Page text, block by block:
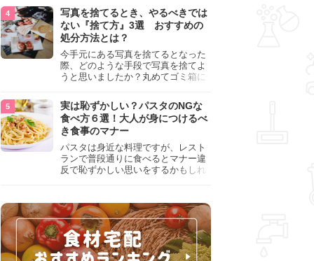
らためて寿司屋でやってはいけない
『NG行為』をチェックしましょう。
写真を捨てるとき、やるべきでは
ない『捨て方』3選 おすすめの
処分方法とは？
今手元にある写真を捨てるとなった
際、どのような手段で写真を捨てよ
うと思いましたか？丸めてゴミ箱に
真は個人情報が詰まっているので、
ただ丸めただけの状態で捨ててしま
うのは危険です。写真にすべきでは
ない捨て方をまとめているので、ぜ
ひチェックしておきましょう。
実は恥ずかしい？パスタのNGな
食べ方６選！大人が身につけるべ
き食事のマナー
パスタは身近な料理ですが、レスト
ランで普段通りに食べるとマナー違
反で恥ずかしい思いをするかもしれ
して、正しい食べ方を確認しましょ
う。大人の嗜みとして知っておきた
い新常識を解説します。